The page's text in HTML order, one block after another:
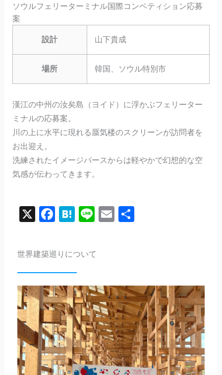
ソウルフェリーターミナル国際コンペティション応募
案
設計 山下貴成
場所 韓国、ソウル特別市
漢江の中州の汝矣島（ヨイド）に浮かぶフェリーター
ミナルの応募案。
川の上に水平に現れる蜃気楼のスクリーンが訪問者を
お出迎え。
洗練されたイメージパースからは軽やかで幻想的な空
気感が伝わってきます。
FacebookEmail
Line
Hatena
X
共
世界建築巡りについて